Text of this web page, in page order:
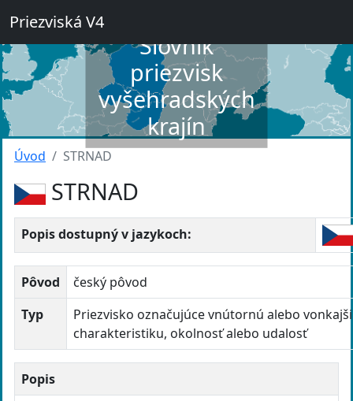
Priezviská V4
Slovník
priezvisk
vyšehradských
krajín
Úvod STRNAD
STRNAD
Popis dostupný v jazykoch:
Pôvod
český pôvod
Typ
Priezvisko označujúce vnútornú alebo
charakteristiku, okolnosť alebo udalosť
Popis